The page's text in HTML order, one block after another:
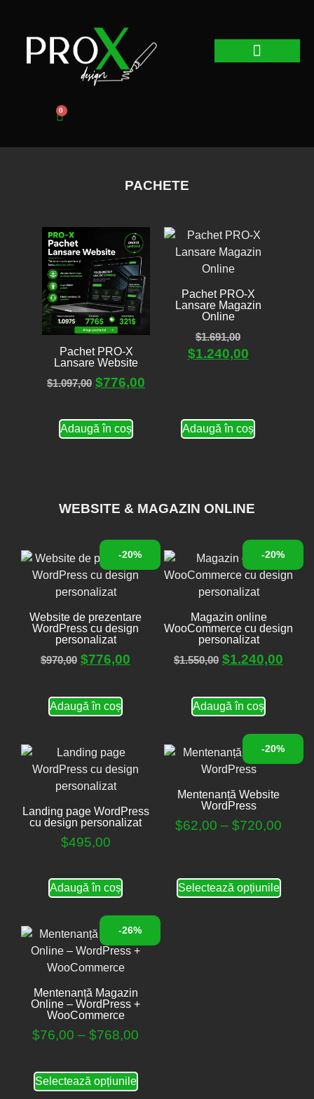
0
PACHETE
Pachet PRO-X
Lansare Website
$1.097,00 $776,00
Adaugă în coș
Pachet PRO-X
Lansare Magazin
Online
$1.691,00
$1.240,00
Adaugă în coș
WEBSITE & MAGAZIN ONLINE
-20%
Website de prezentare
WordPress cu design
personalizat
$970,00 $776,00
Adaugă în coș
-20%
Magazin online
WooCommerce cu design
personalizat
$1.550,00 $1.240,00
Adaugă în coș
Landing page WordPress
cu design personalizat
$495,00
Adaugă în coș
-20%
Mentenanță Website
WordPress
$62,00 – $720,00
Selectează opțiunile
-26%
Mentenanță Magazin
Online – WordPress +
WooCommerce
$76,00 – $768,00
Selectează opțiunile